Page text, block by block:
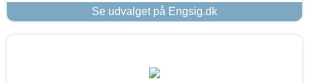
Se udvalget på Engsig.dk